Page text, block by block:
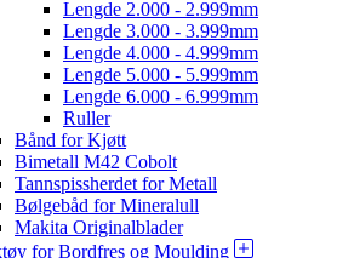
Lengde 2.000 - 2.999mm
Lengde 3.000 - 3.999mm
Lengde 4.000 - 4.999mm
Lengde 5.000 - 5.999mm
Lengde 6.000 - 6.999mm
Ruller
Bånd for Kjøtt
Bimetall M42 Cobolt
Tannspissherdet for Metall
Bølgebåd for Mineralull
Makita Originalblader
for Bordfres og Moulding